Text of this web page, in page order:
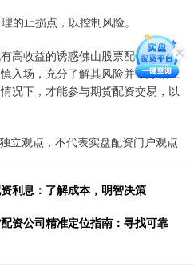
的止损点，以控制风险。
高收益的诱惑佛山股票配资平台，
入场，充分了解其风险并做好相应
况下，才能参与期货配资交易，以
立观点，不代表实盘配资门户观点
利息：了解成本，明智决策
资公司精准定位指南：寻找可靠